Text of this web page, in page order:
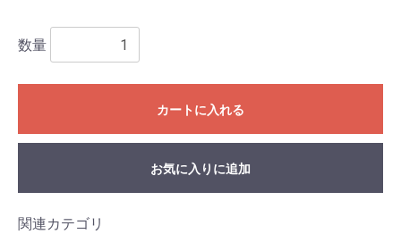
数量
カートに入れる
お気に入りに追加
関連カテゴリ